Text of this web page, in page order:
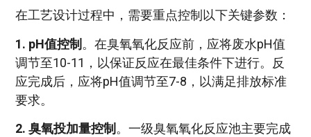
在工艺设计过程中，需要重点控制以下关键参数：
1. pH值控制 。在臭氧氧化反应前，应将废水pH值
调节至10-11，以保证反应在最佳条件下进行。反
应完成后，应将pH值调节至7-8，以满足排放标准
要求。
2. 臭氧投加量控制 。一级臭氧氧化反应池主要完成